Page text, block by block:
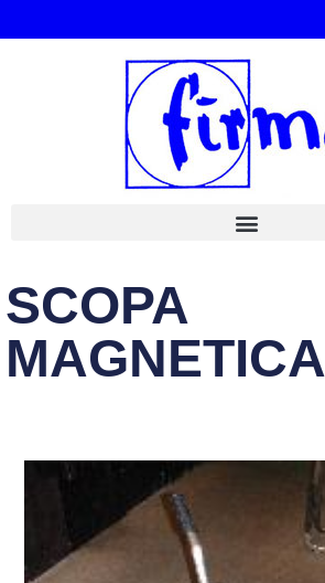
SCOPA
MAGNETICA